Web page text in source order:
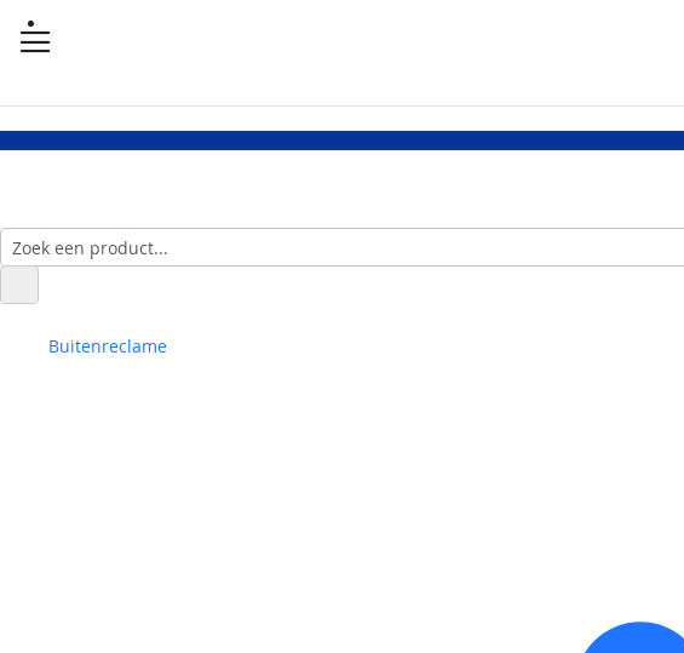
Buitenreclame